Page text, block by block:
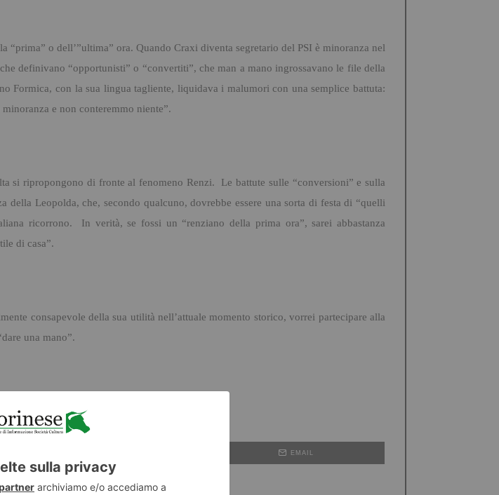
“prima” o dell’”ultima” ora. Quando Craxi diventa segretario del PSI è minoranza nel
definivano “opportunisti” o “convertiti”, che man a mano ingrossavano le file della
Formica, con la sua lingua tagliente, liquidava i malumori con una semplice battuta:
e non conteremmo niente”.
si ripropongono di fronte al fenomeno Renzi. Le battute sulle “conversioni” e sulla
della Leopolda, che, secondo qualcuno, dovrebbe essere una sorta di festa di “quelli
ricorrono. In verità, se fossi un “renziano della prima ora”, sarei abbastanza
di casa”.
consapevole della sua utilità nell’attuale momento storico, vorrei partecipare alla
una mano”.
EMAIL